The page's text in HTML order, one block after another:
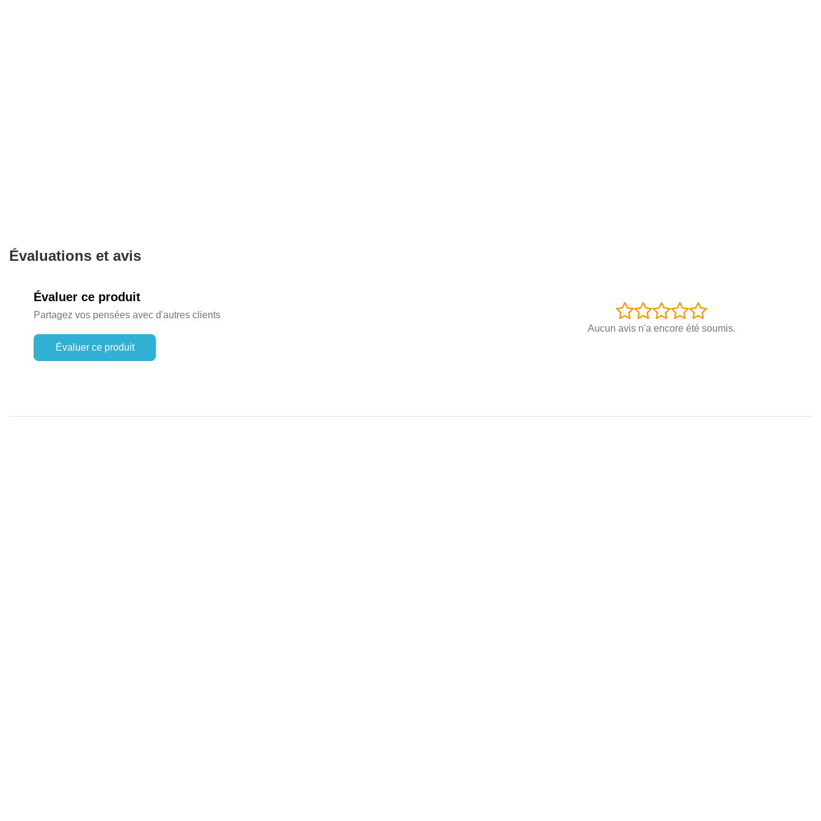
Évaluations et avis
Évaluer ce produit
Partagez vos pensées avec d'autres clients
Évaluer ce produit
Aucun avis n'a encore été soumis.